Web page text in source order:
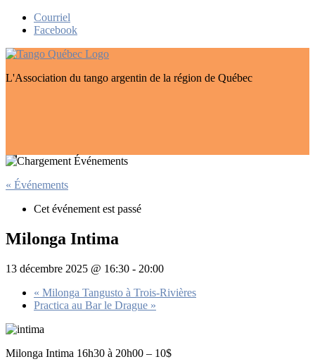
Skip
Courriel
Facebook
L'Association du tango argentin de la région de Québec
« Événements
Cet événement est passé
Milonga Intima
13 décembre 2025 @ 16:30 - 20:00
« Milonga Tangusto à Trois-Rivières
Practica au Bar le Drague »
Milonga Intima 16h30 à 20h00 – 10$